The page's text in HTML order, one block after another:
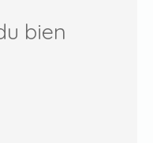
bien